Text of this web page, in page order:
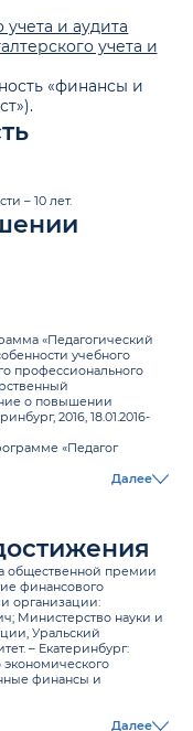
учета и аудита
учета и
«финансы и
– 10 лет.
«Педагогический
учебного
профессионального
о повышении
2016, 18.01.2016-
«Педагог
Далее
общественной премии
финансового
организации:
Министерство науки и
Уральский
– Екатеринбург:
экономического
финансы и
Далее